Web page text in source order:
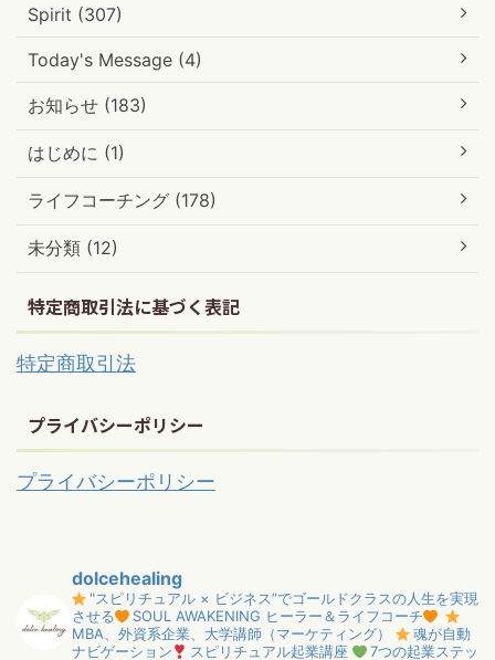
Spirit (307)
Today's Message (4)
お知らせ (183)
はじめに (1)
ライフコーチング (178)
未分類 (12)
特定商取引法に基づく表記
特定商取引法
プライバシーポリシー
プライバシーポリシー
dolcehealing
"スピリチュアル × ビジネス”でゴールドクラスの人生を実現
させる
SOUL AWAKENING ヒーラー＆ライフコーチ
MBA、外資系企業、大学講師（マーケティング）
魂が自動
ナビゲーション
スピリチュアル起業講座
7つの起業ステッ